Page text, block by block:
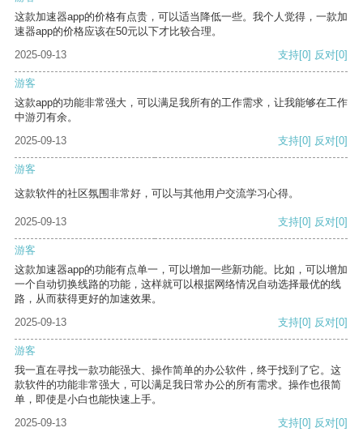
这款加速器app的价格有点贵，可以适当降低一些。我个人觉得，一款加
速器app的价格应该在50元以下才比较合理。
2025-09-13
支持[0] 反对[0]
游客
这款app的功能非常强大，可以满足我所有的工作需求，让我能够在工作
中游刃有余。
2025-09-13
支持[0] 反对[0]
游客
这款软件的社区氛围非常好，可以与其他用户交流学习心得。
2025-09-13 支持[0] 反对[0]
游客
这款加速器app的功能有点单一，可以增加一些新功能。比如，可以增加
一个自动切换线路的功能，这样就可以根据网络情况自动选择最优的线
路，从而获得更好的加速效果。
2025-09-13
支持[0] 反对[0]
游客
我一直在寻找一款功能强大、操作简单的办公软件，终于找到了它。这
款软件的功能非常强大，可以满足我日常办公的所有需求。操作也很简
单，即使是小白也能快速上手。
2025-09-13
支持[0] 反对[0]